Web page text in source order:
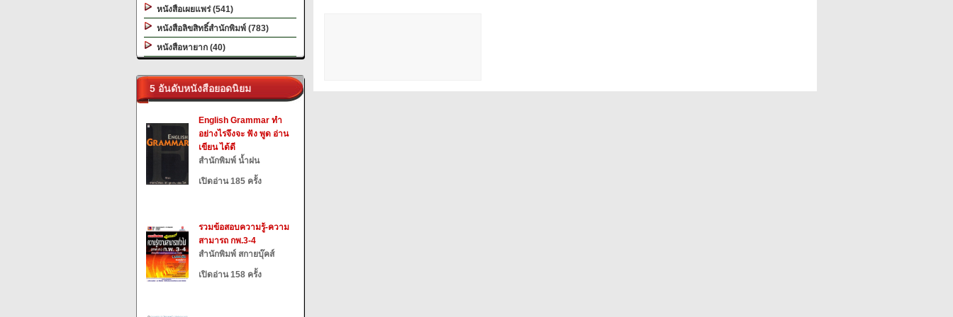
หนังสือเผยแพร่ (541)
หนังสือลิขสิทธิ์สำนักพิมพ์ (783)
หนังสือหายาก (40)
5 อันดับหนังสือยอดนิยม
English Grammar ทำ
อย่างไรจึงจะ ฟัง พูด อ่าน
เขียน ได้ดี
สำนักพิมพ์ น้ำฝน
เปิดอ่าน 185 ครั้ง
รวมข้อสอบความรู้-ความ
สามารถ กพ.3-4
สำนักพิมพ์ สกายบุ๊คส์
เปิดอ่าน 158 ครั้ง